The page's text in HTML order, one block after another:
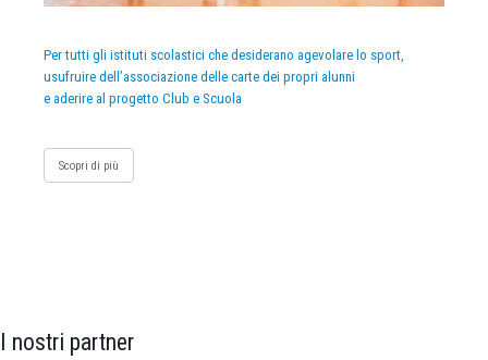
Per tutti gli istituti scolastici che desiderano agevolare lo sport,
usufruire dell’associazione delle carte dei propri alunni
e aderire al progetto Club e Scuola
Scopri di più
I nostri partner